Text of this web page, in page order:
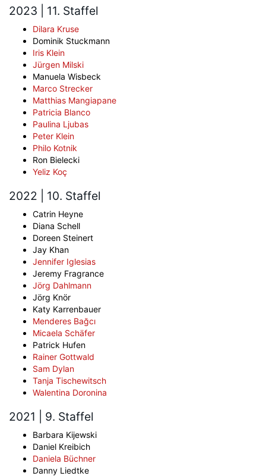
2023 | 11. Staffel
Dilara Kruse
Dominik Stuckmann
Iris Klein
Jürgen Milski
Manuela Wisbeck
Marco Strecker
Matthias Mangiapane
Patricia Blanco
Paulina Ljubas
Peter Klein
Philo Kotnik
Ron Bielecki
Yeliz Koç
2022 | 10. Staffel
Catrin Heyne
Diana Schell
Doreen Steinert
Jay Khan
Jennifer Iglesias
Jeremy Fragrance
Jörg Dahlmann
Jörg Knör
Katy Karrenbauer
Menderes Bağcı
Micaela Schäfer
Patrick Hufen
Rainer Gottwald
Sam Dylan
Tanja Tischewitsch
Walentina Doronina
2021 | 9. Staffel
Barbara Kijewski
Daniel Kreibich
Daniela Büchner
Danny Liedtke